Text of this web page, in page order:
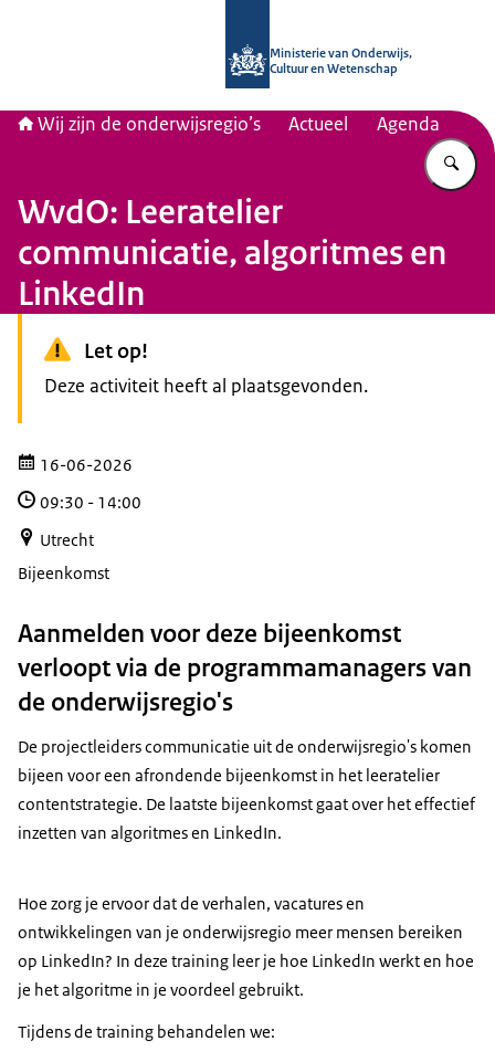
Ministerie van Onderwijs,
Cultuur en Wetenschap
Wij zijn de onderwijsregio’s Actueel Agenda
WvdO: Leeratelier
communicatie, algoritmes en
LinkedIn
Let op!
Deze activiteit heeft al plaatsgevonden.
16-06-2026
09:30 - 14:00
Utrecht
Bijeenkomst
Aanmelden voor deze bijeenkomst
verloopt via de programmamanagers van
de onderwijsregio's
De projectleiders communicatie uit de onderwijsregio's komen
bijeen voor een afrondende bijeenkomst in het leeratelier
contentstrategie. De laatste bijeenkomst gaat over het effectief
inzetten van algoritmes en LinkedIn.
Hoe zorg je ervoor dat de verhalen, vacatures en
ontwikkelingen van je onderwijsregio meer mensen bereiken
op LinkedIn? In deze training leer je hoe LinkedIn werkt en hoe
je het algoritme in je voordeel gebruikt.
Tijdens de training behandelen we: